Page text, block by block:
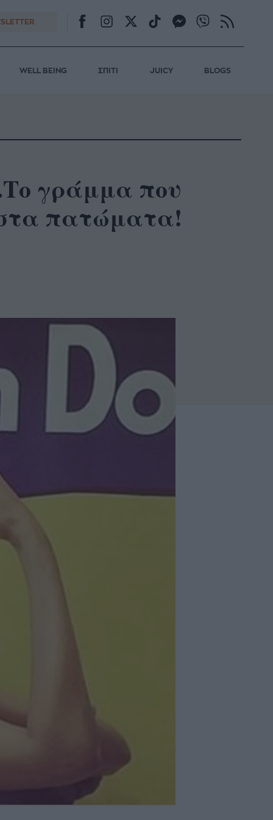
WELL BEING ΣΠΙΤΙ JUICY BLOGS
γράμμα που
στα πατώματα!